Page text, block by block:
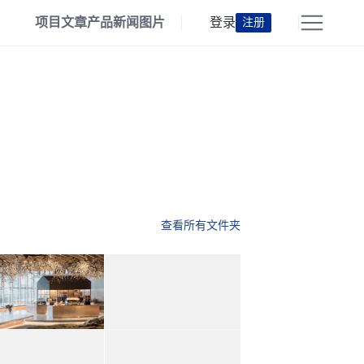
项目文章产品新闻 图片 登录 注册
查看所有文件夹